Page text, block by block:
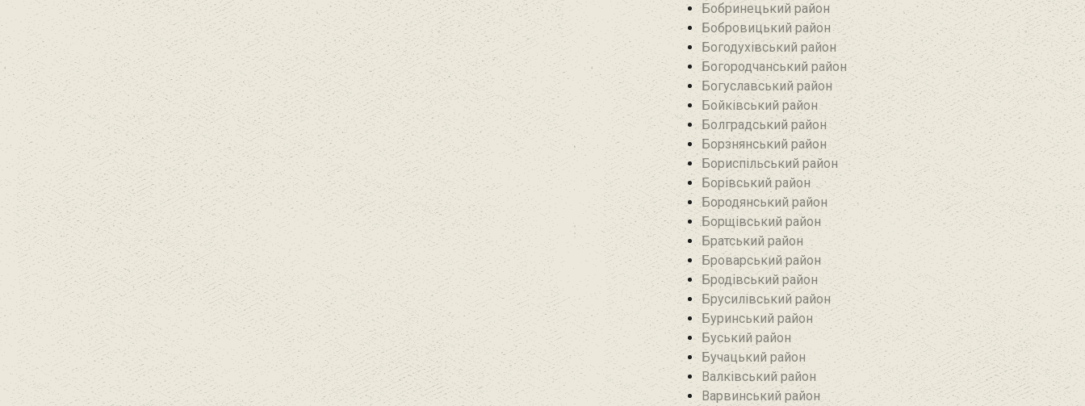
Бобринецький район
Бобровицький район
Богодухівський район
Богородчанський район
Богуславський район
Бойківський район
Болградський район
Борзнянський район
Бориспільський район
Борівський район
Бородянський район
Борщівський район‎
Братський район‎
Броварський район
Бродівський район‎
Брусилівський район‎
Буринський район
Буський район‎
Бучацький район
Валківський район
Варвинський район